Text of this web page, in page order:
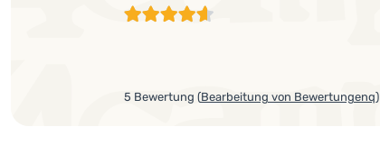
5 Bewertung (Bearbeitung von Bewertungenq)